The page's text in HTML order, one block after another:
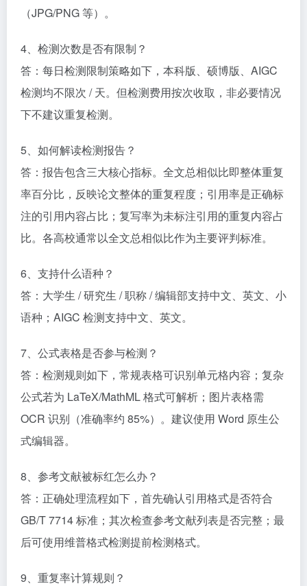
（JPG/PNG 等）。​
4、检测次数是否有限制？​
答：每日检测限制策略如下，本科版、硕博版、AIGC
检测均不限次 / 天。但检测费用按次收取，非必要情况
下不建议重复检测。​
5、如何解读检测报告？​
答：报告包含三大核心指标。全文总相似比即整体重复
率百分比，反映论文整体的重复程度；引用率是正确标
注的引用内容占比；复写率为未标注引用的重复内容占
比。各高校通常以全文总相似比作为主要评判标准。​
6、支持什么语种？​
答：大学生 / 研究生 / 职称 / 编辑部支持中文、英文、小
语种；AIGC 检测支持中文、英文。​
7、公式表格是否参与检测？​
答：检测规则如下，常规表格可识别单元格内容；复杂
公式若为 LaTeX/MathML 格式可解析；图片表格需
OCR 识别（准确率约 85%）。建议使用 Word 原生公
式编辑器。​
8、参考文献被标红怎么办？​
答：正确处理流程如下，首先确认引用格式是否符合
GB/T 7714 标准；其次检查参考文献列表是否完整；最
后可使用维普格式检测提前检测格式。​
9、重复率计算规则？​